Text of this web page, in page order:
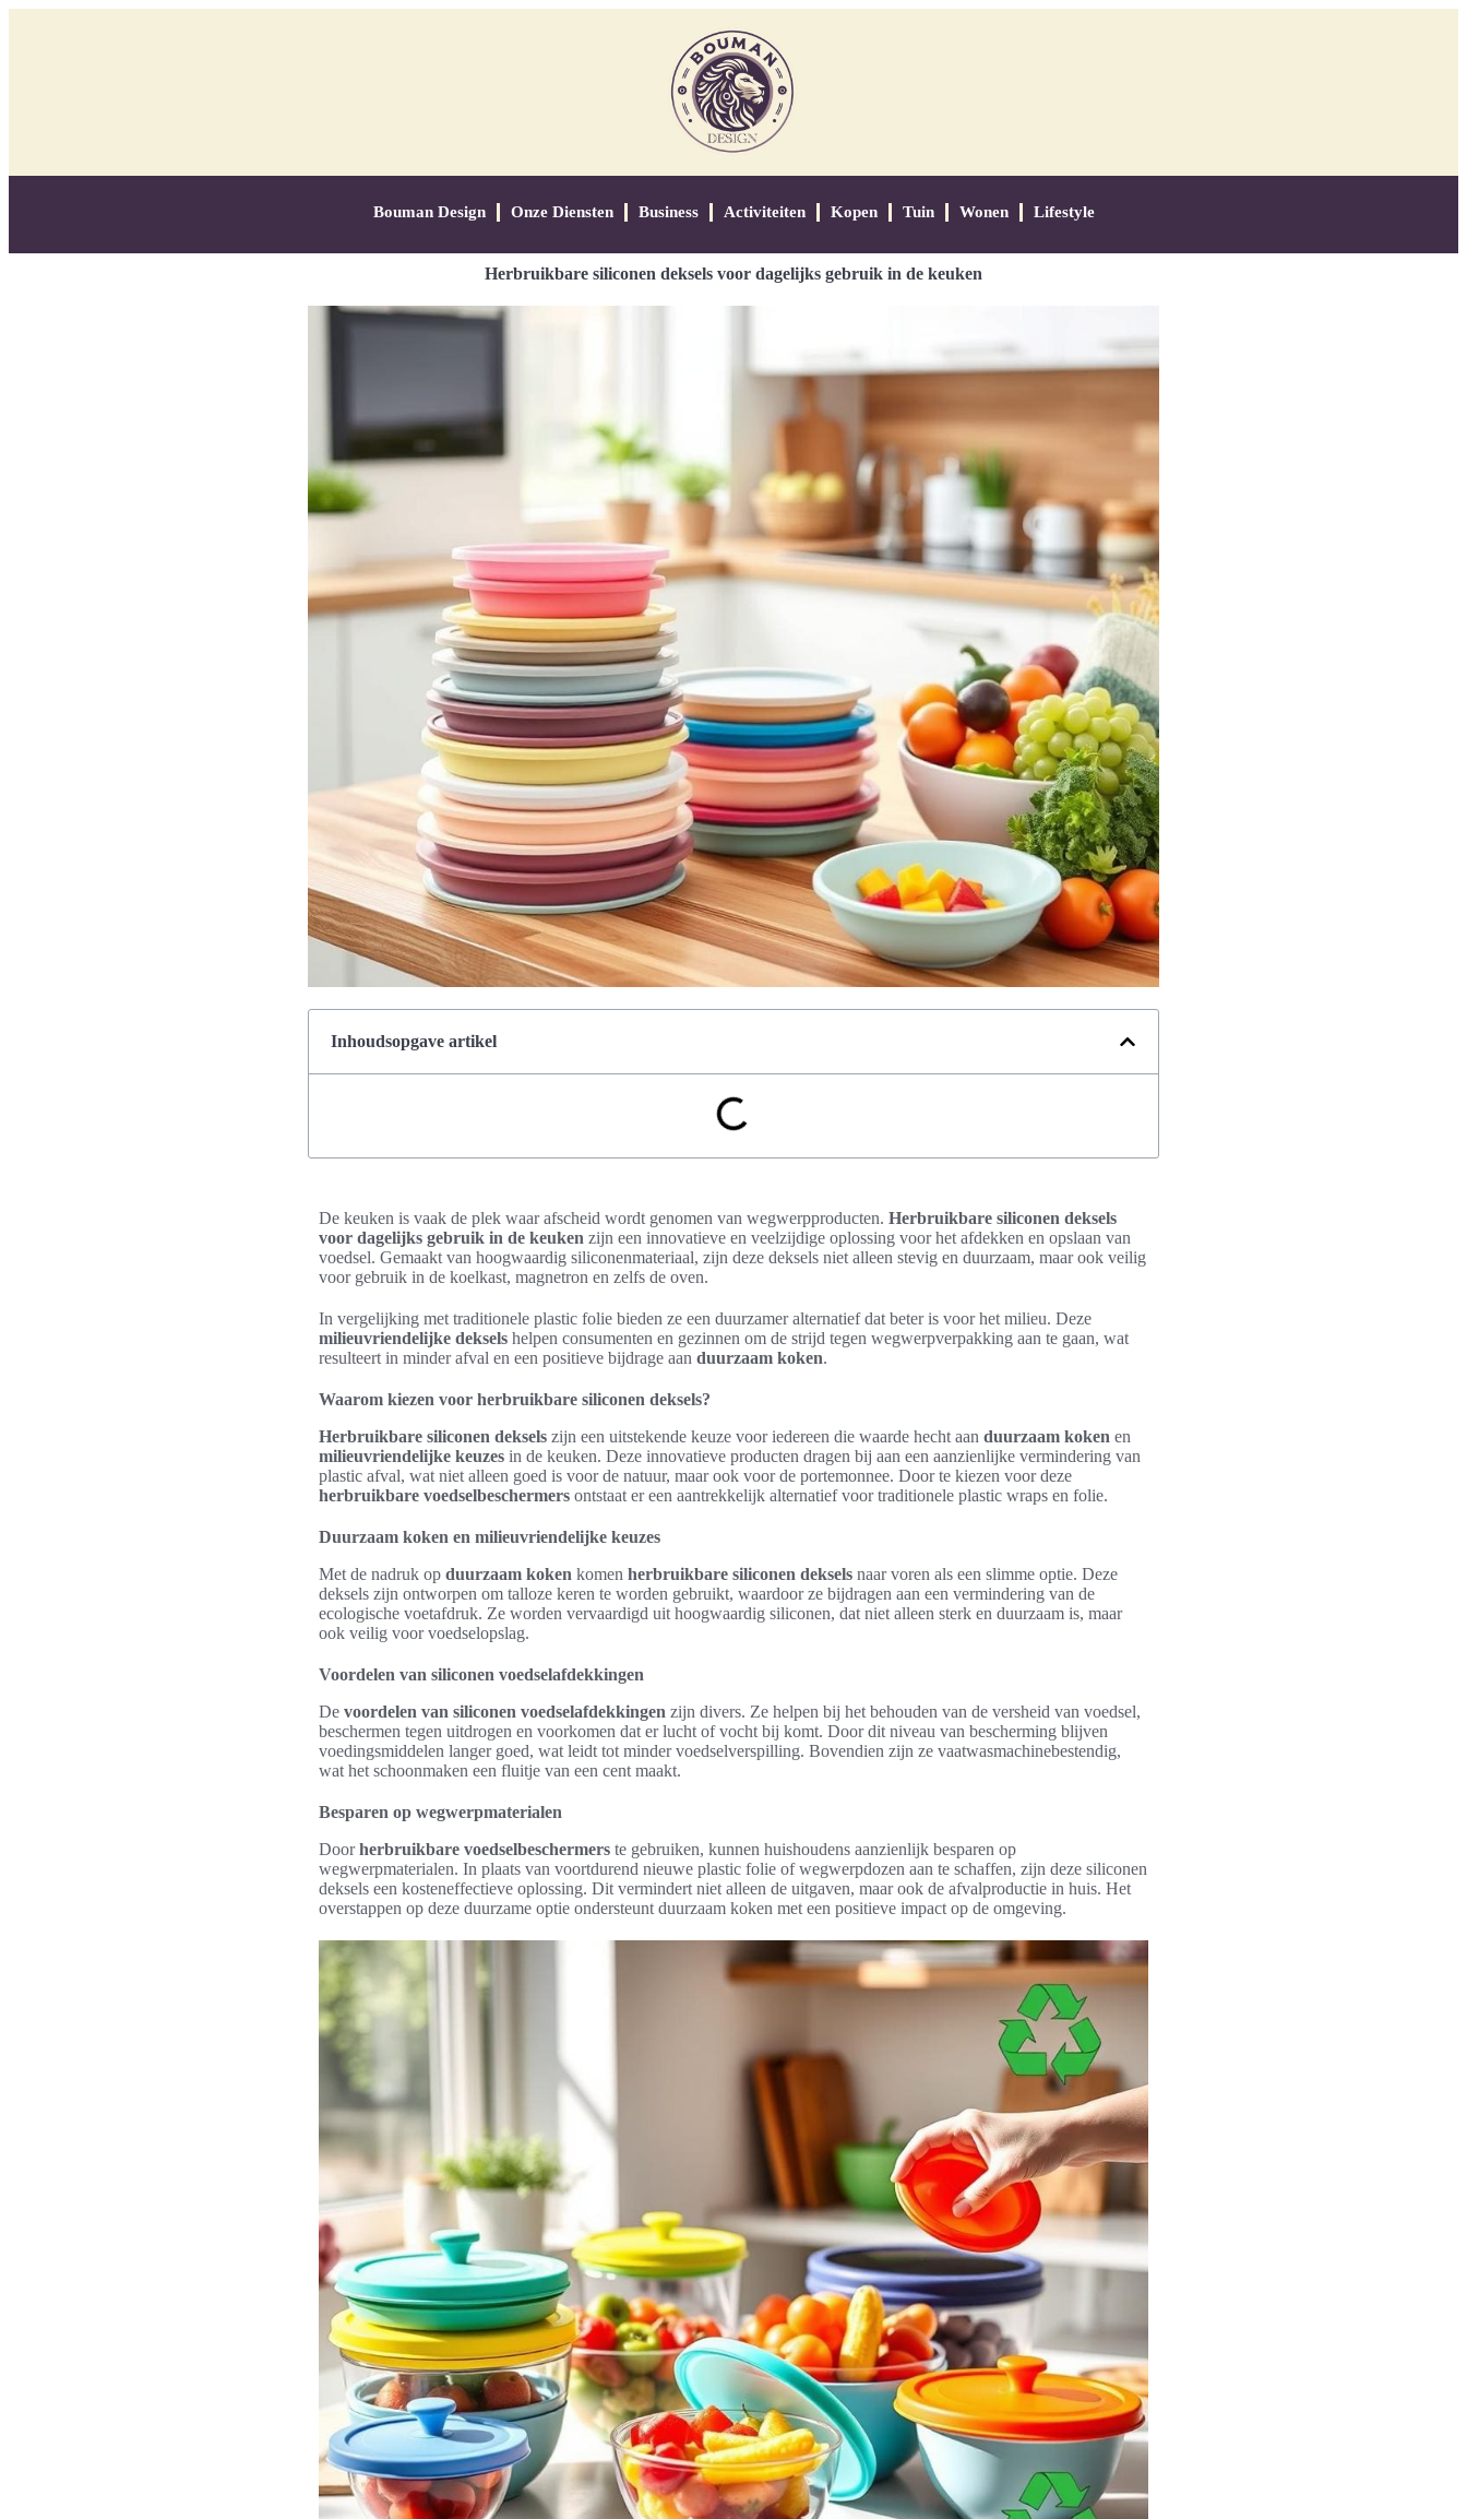
Bouman Design Onze Diensten Business Activiteiten Kopen Tuin Wonen Lifestyle
Herbruikbare siliconen deksels voor dagelijks gebruik in de keuken
Inhoudsopgave artikel
De keuken is vaak de plek waar afscheid wordt genomen van wegwerpproducten. Herbruikbare siliconen deksels
voor dagelijks gebruik in de keuken zijn een innovatieve en veelzijdige oplossing voor het afdekken en opslaan van
voedsel. Gemaakt van hoogwaardig siliconenmateriaal, zijn deze deksels niet alleen stevig en duurzaam, maar ook veilig
voor gebruik in de koelkast, magnetron en zelfs de oven.
In vergelijking met traditionele plastic folie bieden ze een duurzamer alternatief dat beter is voor het milieu. Deze
milieuvriendelijke deksels helpen consumenten en gezinnen om de strijd tegen wegwerpverpakking aan te gaan, wat
resulteert in minder afval en een positieve bijdrage aan duurzaam koken.
Waarom kiezen voor herbruikbare siliconen deksels?
Herbruikbare siliconen deksels zijn een uitstekende keuze voor iedereen die waarde hecht aan duurzaam koken en
milieuvriendelijke keuzes in de keuken. Deze innovatieve producten dragen bij aan een aanzienlijke vermindering van
plastic afval, wat niet alleen goed is voor de natuur, maar ook voor de portemonnee. Door te kiezen voor deze
herbruikbare voedselbeschermers ontstaat er een aantrekkelijk alternatief voor traditionele plastic wraps en folie.
Duurzaam koken en milieuvriendelijke keuzes
Met de nadruk op duurzaam koken komen herbruikbare siliconen deksels naar voren als een slimme optie. Deze
deksels zijn ontworpen om talloze keren te worden gebruikt, waardoor ze bijdragen aan een vermindering van de
ecologische voetafdruk. Ze worden vervaardigd uit hoogwaardig siliconen, dat niet alleen sterk en duurzaam is, maar
ook veilig voor voedselopslag.
Voordelen van siliconen voedselafdekkingen
De voordelen van siliconen voedselafdekkingen zijn divers. Ze helpen bij het behouden van de versheid van voedsel,
beschermen tegen uitdrogen en voorkomen dat er lucht of vocht bij komt. Door dit niveau van bescherming blijven
voedingsmiddelen langer goed, wat leidt tot minder voedselverspilling. Bovendien zijn ze vaatwasmachinebestendig,
wat het schoonmaken een fluitje van een cent maakt.
Besparen op wegwerpmaterialen
Doorherbruikbare voedselbeschermers te gebruiken, kunnen huishoudens aanzienlijk besparen op
wegwerpmaterialen. In plaats van voortdurend nieuwe plastic folie of wegwerpdozen aan te schaffen, zijn deze siliconen
deksels een kosteneffectieve oplossing. Dit vermindert niet alleen de uitgaven, maar ook de afvalproductie in huis. Het
overstappen op deze duurzame optie ondersteunt duurzaam koken met een positieve impact op de omgeving.